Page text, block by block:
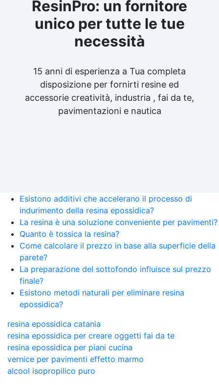
ResinPro: un fornitore
unico per tutte le tue
necessità
15 anni di esperienza a Tua completa
disposizione per fornirti resine ed
accessorie creatività, industria , fai da te,
pavimentazioni e nautica
Esistono additivi che accelerano il processo di
indurimento della resina epossidica?
La resina è una soluzione conveniente per pavimenti?
Quanto è tossica la resina?
Come calcolare il prezzo in base alla superficie della
parete?
La preparazione del sottofondo influisce sul prezzo
finale?
Esistono metodi naturali per eliminare resina
epossidica?
resina epossidica catania
resina epossidica per creare oggetti fai da te
resina epossidica per piani cucina
vernice per pavimenti effetto marmo
alcool isopropilico puro